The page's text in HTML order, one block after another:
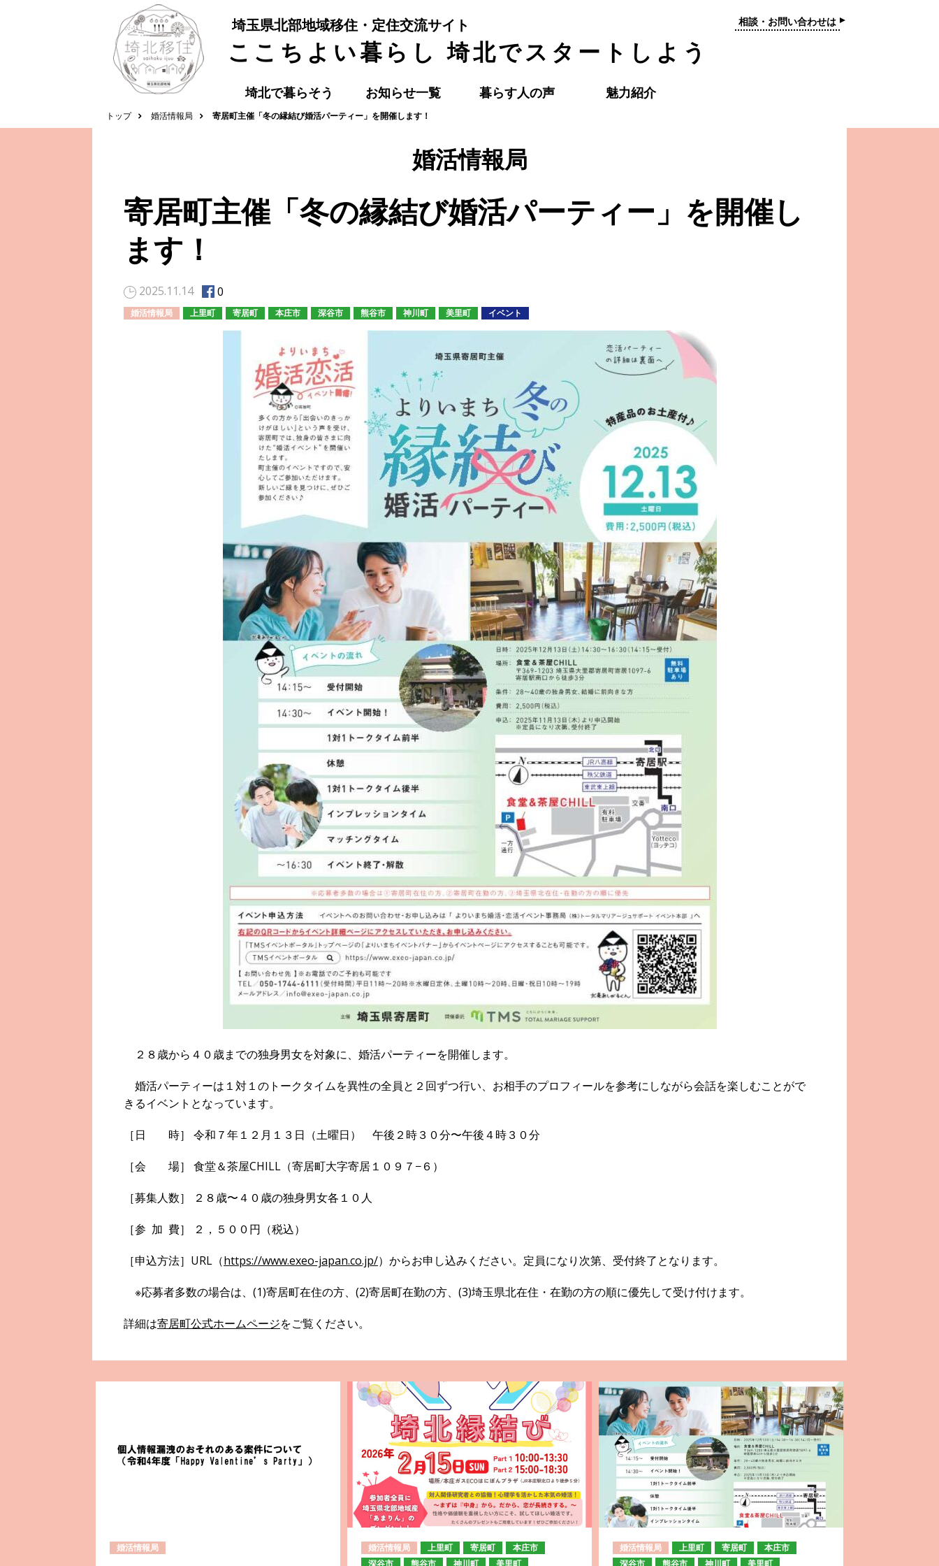
埼玉県北部地域移住・定住交流サイト 相談・お問い合わせは
ここちよい暮らし 埼北でスタートしよう
埼北で暮らそう お知らせ一覧 暮らす人の声 魅力紹介
トップ 婚活情報局 寄居町主催「冬の縁結び婚活パーティー」を開催します！
婚活情報局
寄居町主催「冬の縁結び婚活パーティー」を開催し
ます！
2025.11.14 0
婚活情報局 上里町 寄居町 本庄市 深谷市 熊谷市 神川町 美里町 イベント
２８歳から４０歳までの独身男女を対象に、婚活パーティーを開催します。
婚活パーティーは１対１のトークタイムを異性の全員と２回ずつ行い、お相手のプロフィールを参考にしながら会話を楽しむことがで
きるイベントとなっています。
［日 時］ 令和７年１２月１３日（土曜日） 午後２時３０分〜午後４時３０分
［会 場］ 食堂＆茶屋CHILL（寄居町大字寄居１０９７−６）
［募集人数］ ２８歳〜４０歳の独身男女各１０人
［参 加 費］ ２，５００円（税込）
［申込方法］URL（https://www.exeo-japan.co.jp/）からお申し込みください。定員になり次第、受付終了となります。
※応募者多数の場合は、(1)寄居町在住の方、(2)寄居町在勤の方、(3)埼玉県北在住・在勤の方の順に優先して受け付けます。
詳細は寄居町公式ホームページをご覧ください。
婚活情報局 婚活情報局 上里町 寄居町
本庄市
深谷市
熊谷市 神川町 美里町
婚活情報局 上里町 寄居町
本庄市
深谷市
熊谷市 神川町 美里町